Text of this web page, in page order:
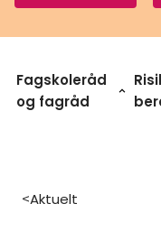
Fagskoleråd
og fagråd
>Aktuelt